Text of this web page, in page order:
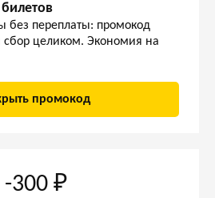
без переплаты: промокод
сбор целиком. Экономия на
промокод
-300 ₽